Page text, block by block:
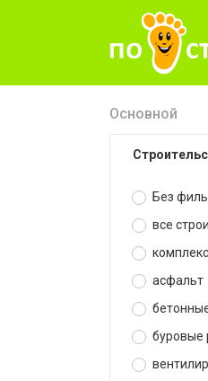
Основной
Без
все
асфальт
буровые